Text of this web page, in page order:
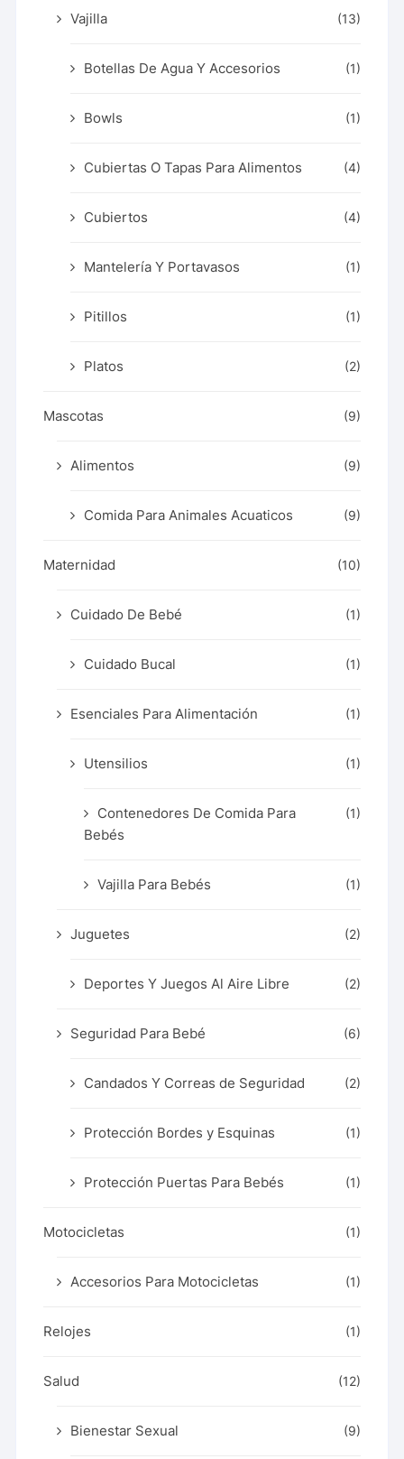
Vajilla (13)
Botellas De Agua Y Accesorios (1)
Bowls (1)
Cubiertas O Tapas Para Alimentos (4)
Cubiertos (4)
Mantelería Y Portavasos (1)
Pitillos (1)
Platos (2)
Mascotas (9)
Alimentos (9)
Comida Para Animales Acuaticos (9)
Maternidad (10)
Cuidado De Bebé (1)
Cuidado Bucal (1)
Esenciales Para Alimentación (1)
Utensilios (1)
Contenedores De Comida Para
Bebés
(1)
Vajilla Para Bebés (1)
Juguetes (2)
Deportes Y Juegos Al Aire Libre (2)
Seguridad Para Bebé (6)
Candados Y Correas de Seguridad (2)
Protección Bordes y Esquinas (1)
Protección Puertas Para Bebés (1)
Motocicletas (1)
Accesorios Para Motocicletas (1)
Relojes (1)
Salud (12)
Bienestar Sexual (9)